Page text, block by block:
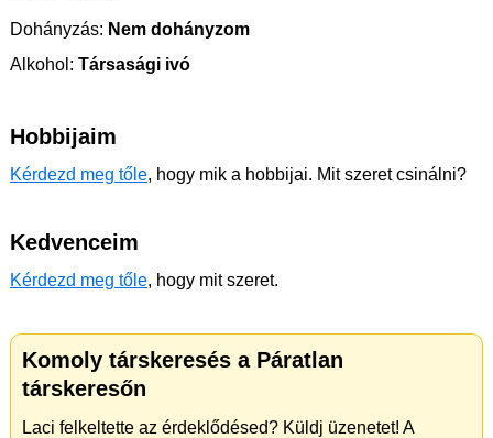
Dohányzás: Nem dohányzom
Alkohol: Társasági ivó
Hobbijaim
Kérdezd meg tőle, hogy mik a hobbijai. Mit szeret csinálni?
Kedvenceim
Kérdezd meg tőle, hogy mit szeret.
Komoly társkeresés a Páratlan
társkeresőn
Laci felkeltette az érdeklődésed? Küldj üzenetet! A